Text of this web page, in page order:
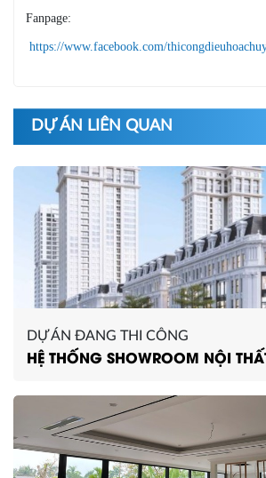
Fanpage:
https://www.facebook.com/
DỰ ÁN LIÊN QUAN
DỰ ÁN ĐANG THI CÔNG
HỆ THỐNG SHOWROOM NỘI